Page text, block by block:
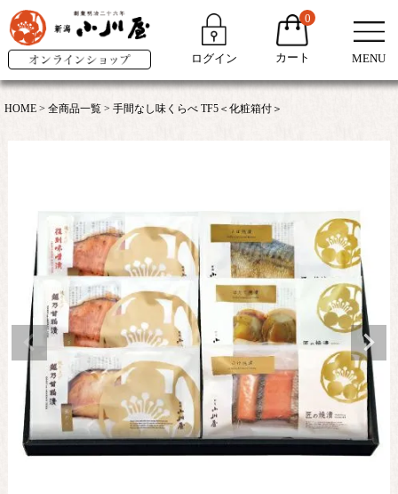
ログイン
0
カート MENU
HOME 全商品一覧 手間なし味くらべ TF5＜化粧箱付＞